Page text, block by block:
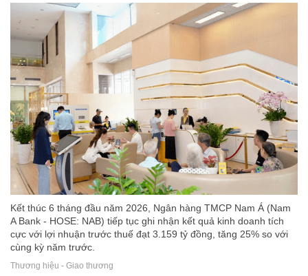
Kết thúc 6 tháng đầu năm 2026, Ngân hàng TMCP Nam Á (Nam
A Bank - HOSE: NAB) tiếp tục ghi nhận kết quả kinh doanh tích
cực với lợi nhuận trước thuế đạt 3.159 tỷ đồng, tăng 25% so với
cùng kỳ năm trước.
Thương hiệu - Giao thương